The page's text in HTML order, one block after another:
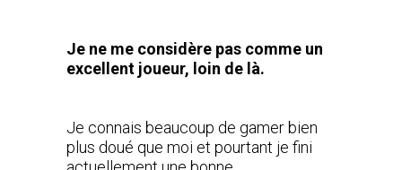
Je ne me considère pas comme un
excellent joueur, loin de là.
Je connais beaucoup de gamer bien
plus doué que moi et pourtant je fini